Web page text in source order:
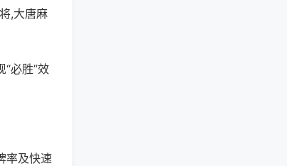
,大唐麻
必胜”效
率及快速